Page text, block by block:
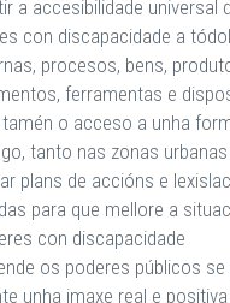
a accesibilidade universal
con discapacidade a
procesos, bens,
ferramentas e
o acceso a unha
tanto nas zonas
plans de accións e
para que mellore a
con discapacidade
os poderes públicos
unha imaxe real e